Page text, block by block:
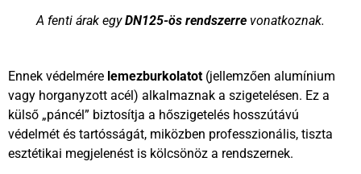
A fenti árak egyDN125-ös rendszerre vonatkoznak.
Ennek védelmére lemezburkolatot (jellemzően alumínium
vagy horganyzott acél) alkalmaznak a szigetelésen. Ez a
külső „páncél” biztosítja a hőszigetelés hosszútávú
védelmét és tartósságát, miközben professzionális, tiszta
esztétikai megjelenést is kölcsönöz a rendszernek.